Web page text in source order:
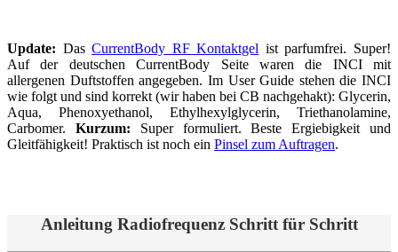
Update: DasCurrentBody RF Kontaktgel ist parfumfrei. Super!
Auf der deutschen CurrentBody Seite waren die INCI mit
allergenen Duftstoffen angegeben. Im User Guide stehen die INCI
wie folgt und sind korrekt (wir haben bei CB nachgehakt): Glycerin,
Aqua, Phenoxyethanol, Ethylhexylglycerin, Triethanolamine,
Carbomer. Kurzum: Super formuliert. Beste Ergiebigkeit und
Gleitfähigkeit! Praktisch ist noch ein Pinsel zum Auftragen.
Anleitung Radiofrequenz Schritt für Schritt